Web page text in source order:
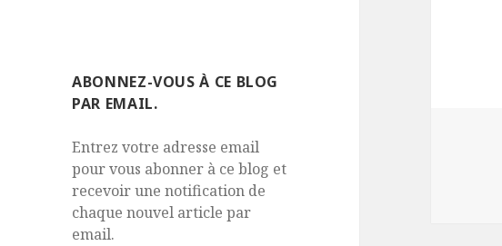
ABONNEZ-VOUS À CE BLOG
PAR EMAIL.
Entrez votre adresse email
pour vous abonner à ce blog et
recevoir une notification de
chaque nouvel article par
email.